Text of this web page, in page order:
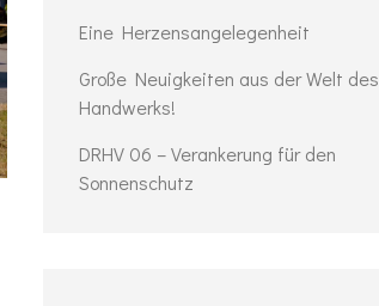
Eine Herzensangelegenheit
Große Neuigkeiten aus der Welt des
Handwerks!
DRHV 06 – Verankerung für den
Sonnenschutz